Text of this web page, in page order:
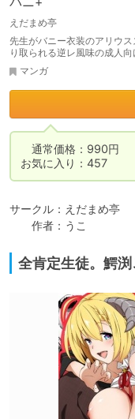
えだまめ亭
先生がバニー衣装のアリウ
り取られる逆レ風味の成人
マンガ
通常価格：990円
お気に入り：457
サークル：えだまめ亭
作者：うこ
全肯定生徒。鰐